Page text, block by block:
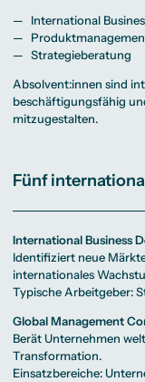
International
Strategieberatung
Absolvent:innen sind
beschäftigungsfähig
mitzugestalten.
Fünf
International Business
Identifiziert neue
internationales
Typische Arbeitgeber:
Global Management
Berät Unternehmen
Transformation.
Einsatzbereiche: